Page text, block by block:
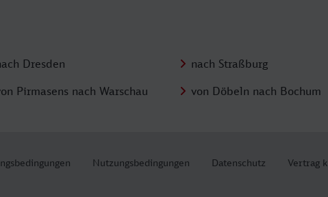
Dresden nach Straßburg
Pirmasens nach Warschau von Döbeln nach Bochum
Nutzungsbedingungen Datenschutz Vertrag